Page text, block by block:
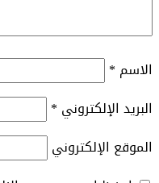
الاسم *
البريد الإلكتروني *
الموقع الإلكتروني